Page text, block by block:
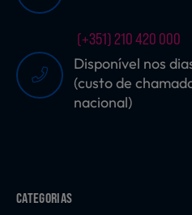
(+351) 210 420 000
Disponível nos
(custo de
nacional)
CATEGORIAS